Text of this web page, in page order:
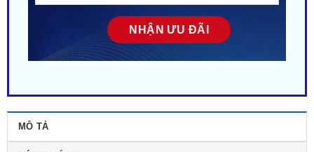
ĐÁNH GIÁ (0)